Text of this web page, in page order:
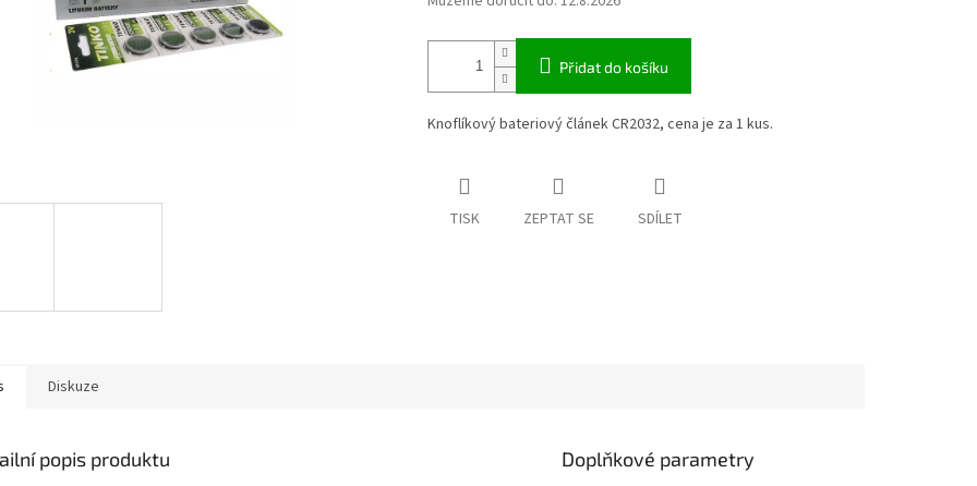
Přidat do košíku
Knoflíkový bateriový článek CR2032, cena je za 1 kus.
TISK ZEPTAT SE SDÍLET
Diskuze
popis produktu Doplňkové parametry